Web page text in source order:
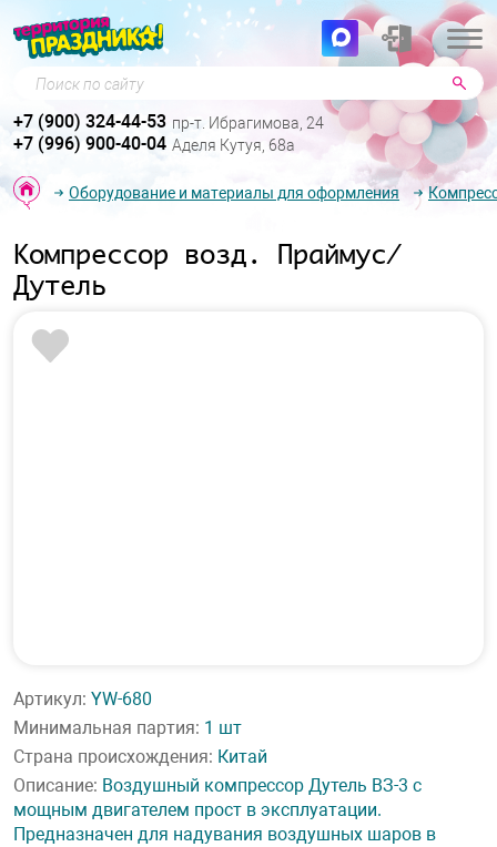
Поиск по сайту
+7 (900) 324-44-53 пр-т. Ибрагимова, 24
+7 (996) 900-40-04 Аделя Кутуя, 68а
Оборудование и материалы для оформления
Компрессор возд. Праймус/
Дутель
Артикул: YW-680
Минимальная партия: 1 шт
Страна происхождения: Китай
Описание: Воздушный компрессор Дутель ВЗ-3 с
мощным двигателем прост в эксплуатации.
Предназначен для надувания воздушных шаров в